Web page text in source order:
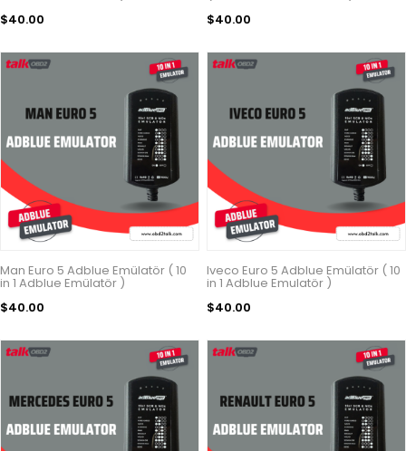
$40.00
$40.00
Man Euro 5 Adblue Emülatör ( 10
in 1 Adblue Emülatör )
$40.00
Iveco Euro 5 Adblue Emülatör ( 10
in 1 Adblue Emulatör )
$40.00